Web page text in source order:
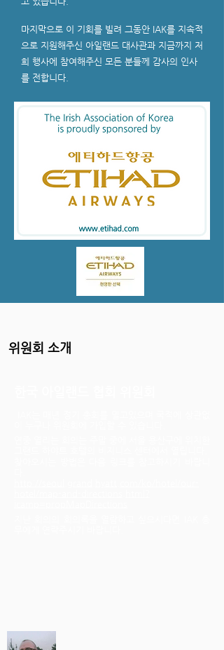
마지막으로 이 기회를 빌려 그동안 IAK를 지속적
으로 지원해주신 아일랜드 대사관과 지금까지 저
희 행사에 참여해주신 모든 분들께 감사의 인사
를 전합니다.
위원회 소개